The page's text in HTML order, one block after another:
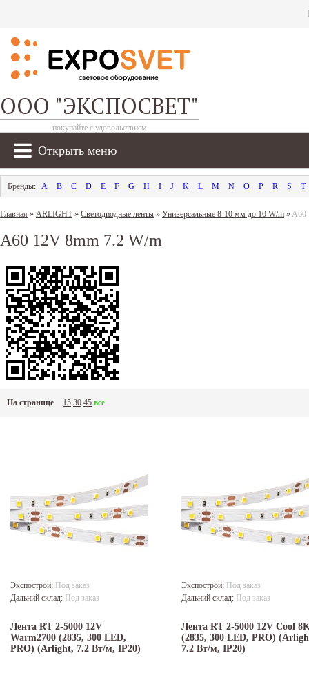
ООО "ЭКСПОСВЕТ"
покупайте с удовольствием
Открыть меню
A B C D E F G H I J K L M N O P R S T
Главная » ARLIGHT» Светодиодные ленты » Универсальные 8-10 мм до 10 W/m »A60
A60 12V 8mm 7.2 W/m
На странице 15 30 45 все
Экспострой: Под заказ
Дальний склад: Под заказ
Лента RT 2-5000 12V
Warm2700 (2835, 300 LED,
PRO) (Arlight, 7.2 Вт/м, IP20)
Экспострой: Под заказ
Дальний склад: Под заказ
Лента RT 2-5000 12V Cool
(2835, 300 LED, PRO)
7.2 Вт/м, IP20)